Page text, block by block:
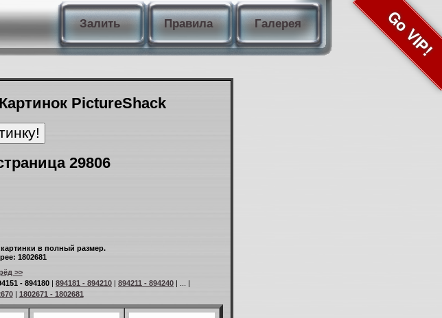
Залить Правила Галерея Go VIP!
PictureShack
29806
в полный размер.
1802681
>>
- 894180 | 894181 - 894210 | 894211 - 894240 | ... |
| 1802671 - 1802681